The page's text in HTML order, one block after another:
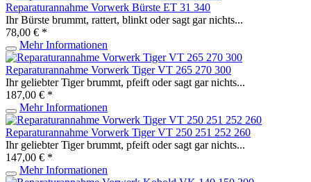
Reparaturannahme Vorwerk Bürste ET 31 340
Ihr Bürste brummt, rattert, blinkt oder sagt gar nichts...
78,00 € *
Mehr Informationen
Reparaturannahme Vorwerk Tiger VT 265 270 300
Ihr geliebter Tiger brummt, pfeift oder sagt gar nichts...
187,00 € *
Mehr Informationen
Reparaturannahme Vorwerk Tiger VT 250 251 252 260
Ihr geliebter Tiger brummt, pfeift oder sagt gar nichts...
147,00 € *
Mehr Informationen